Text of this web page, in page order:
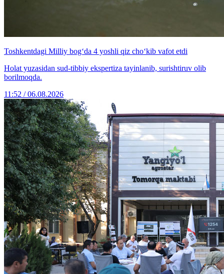
Toshkentdagi Milliy bog‘da 4 yoshli qiz cho‘kib vafot etdi
Holat yuzasidan sud-tibbiy ekspertiza tayinlanib, surishtiruv olib
borilmoqda.
11:52 / 06.08.2026